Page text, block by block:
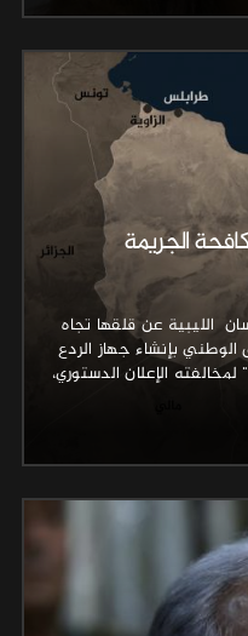
الجريمة
الليبية عن قلقها تجاه
بإنشاء جهاز الردع
الإعلان الدستوري،